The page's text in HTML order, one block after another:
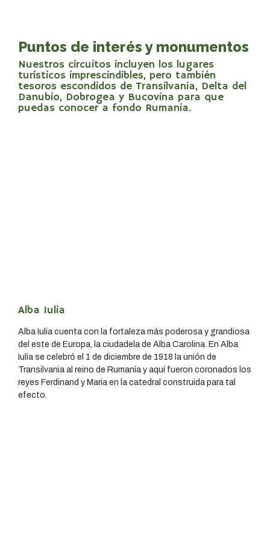
Puntos de interés y monumentos
Nuestros circuitos incluyen los lugares
turísticos imprescindibles, pero también
tesoros escondidos de Transilvania, Delta del
Danubio, Dobrogea y Bucovina para que
puedas conocer a fondo Rumania.
Alba Iulia
Alba Iulia cuenta con la fortaleza más poderosa y grandiosa
del este de Europa, la ciudadela de Alba Carolina. En Alba
Iulia se celebró el 1 de diciembre de 1918 la unión de
Transilvania al reino de Rumanía y aquí fueron coronados los
reyes Ferdinand y Maria en la catedral construida para tal
efecto.